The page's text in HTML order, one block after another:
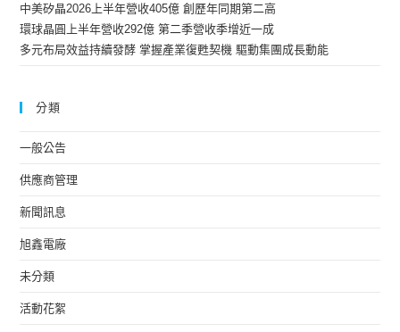
中美矽晶2026上半年營收405億 創歷年同期第二高
環球晶圓上半年營收292億 第二季營收季增近一成
多元布局效益持續發酵 掌握產業復甦契機 驅動集團成長動能
分類
一般公告
供應商管理
新聞訊息
旭鑫電廠
未分類
活動花絮